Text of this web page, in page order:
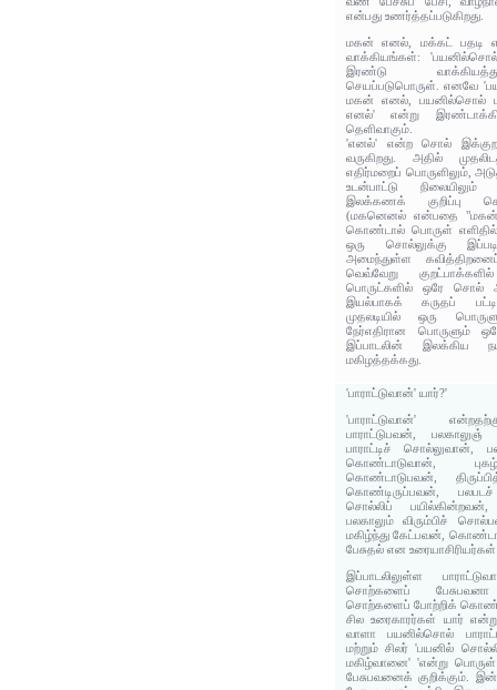
என்பது உணர்த்தப்படுகிறது.
மகன் எனல், மக்கட் பதடி
வாக்கியங்கள்:
இரண்டு
செயப்படுபொருள். எனவே
மகன் எனல், பயனில்சொல்
எனல்' என்று இரண்டாக்கி
தெளிவாகும்.
'எனல்' என்ற சொல்
வருகிறது. அதில்
எதிர்மறைப் பொருளிலும்,
உடன்பாட்டு நிலையிலும்
இலக்கணக் குறிப்பு
(மகனெனல் என்பதை "மகன்
கொண்டால் பொருள் எளிதில்
ஒரு சொல்லுக்கு
அமைந்துள்ள
வெவ்வேறு
பொருட்களில் ஒரே சொல்
இயல்பாகக் கருதப்
முதலடியில் ஒரு
நேர்எதிரான பொருளும்
இப்பாடலின்
மகிழத்தக்கது.
'பாராட்டுவான்' யார்?'
'பாராட்டுவான்'
பாராட்டுபவன்,
பாராட்டிச் சொல்லுவான்,
கொண்டாடுவான்,
கொண்டாடுபவன்,
கொண்டிருப்பவன்,
சொல்லிப் பயில்கின்றவன்,
பலகாலும் விரும்பிச்
மகிழ்ந்து கேட்பவன்,
பேசுதல் என
இப்பாடலிலுள்ள
சொற்களைப்
சொற்களைப் போற்றிக்
சில உரைகாரர்கள் யார்
வாளா பயனில்சொல்
மற்றும் சிலர் 'பயனில்
மகிழ்வானை' 'என்று
பேசுபவனைக் குறிக்கும்.